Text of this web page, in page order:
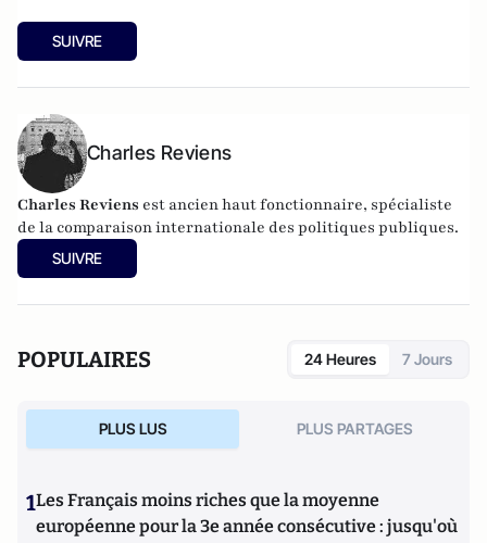
SUIVRE
Charles Reviens
Charles Reviens est ancien haut fonctionnaire, spécialiste
de la comparaison internationale des politiques publiques.
SUIVRE
POPULAIRES 24 Heures 7 Jours
PLUS LUS PLUS PARTAGES
1Les Français moins riches que la moyenne
européenne pour la 3e année consécutive : jusqu'où